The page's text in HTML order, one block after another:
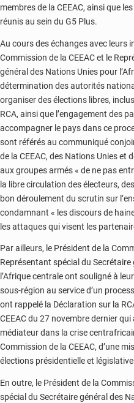
membres de la CEEAC, ainsi que
réunis au sein du G5 Plus.
Au cours des échanges avec leurs
Commission de la CEEAC et le
général des Nations Unies pour
détermination des autorités
organiser des élections libres,
RCA, ainsi que l’engagement des
accompagner le pays dans ce
sont référés au communiqué
de la CEEAC, des Nations Unies et
aux groupes armés « de ne pas
la libre circulation des électeurs,
bon déroulement du scrutin sur
condamnant « les discours de
les attaques qui visent les
Par ailleurs, le Président de la
Représentant spécial du
l’Afrique centrale ont souligné à
sous-région au service d’un
ont rappelé la Déclaration sur la
CEEAC du 27 novembre dernier
médiateur dans la crise
Commission de la CEEAC, d’une
élections présidentielle et
En outre, le Président de la
spécial du Secrétaire général des